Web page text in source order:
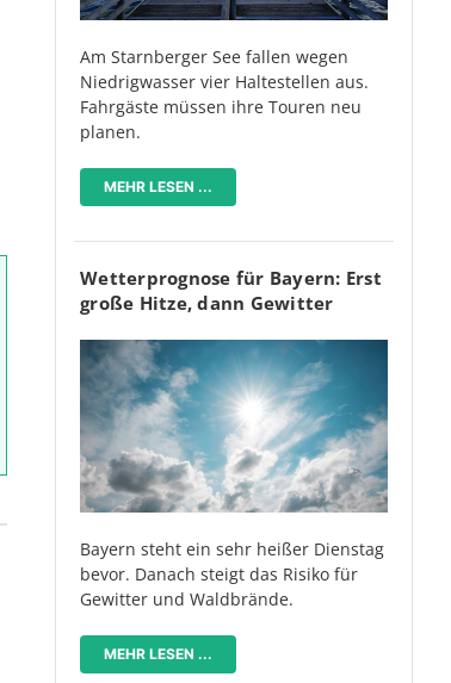
Am Starnberger See fallen wegen
Niedrigwasser vier Haltestellen aus.
Fahrgäste müssen ihre Touren neu
planen.
MEHR LESEN ...
Wetterprognose für Bayern: Erst
große Hitze, dann Gewitter
Bayern steht ein sehr heißer Dienstag
bevor. Danach steigt das Risiko für
Gewitter und Waldbrände.
MEHR LESEN ...